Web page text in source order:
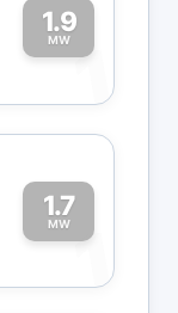
1.9
MW1
1.7
MW1